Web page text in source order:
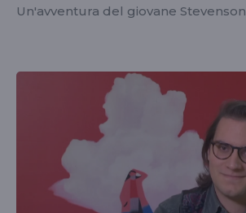
Un'avventura del giovane Stevenson